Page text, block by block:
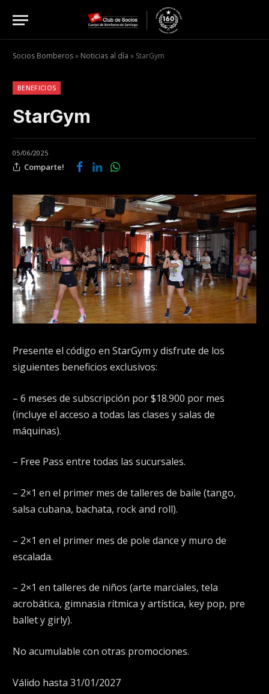
Socios Bomberos» Noticias al día » StarGym
BENEFICIOS
StarGym
05/06/2025
Comparte!
Presente el código en StarGym y disfrute de los
siguientes beneficios exclusivos:
– 6 meses de subscripción por $18.900 por mes
(incluye el acceso a todas las clases y salas de
máquinas).
– Free Pass entre todas las sucursales.
– 2×1 en el primer mes de talleres de baile (tango,
salsa cubana, bachata, rock and roll).
– 2×1 en el primer mes de pole dance y muro de
escalada.
– 2×1 en talleres de niños (arte marciales, tela
acrobática, gimnasia rítmica y artística, key pop, pre
ballet y girly).
No acumulable con otras promociones.
Válido hasta 31/01/2027